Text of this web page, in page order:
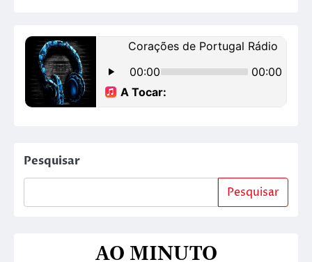
Pesquisar
Pesquisar
AO MINUTO